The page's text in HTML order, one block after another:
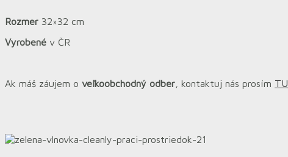
Rozmer 32×32 cm
Vyrobené v ČR
Ak máš záujem o veľkoobchodný odber , kontaktuj nás prosím TU